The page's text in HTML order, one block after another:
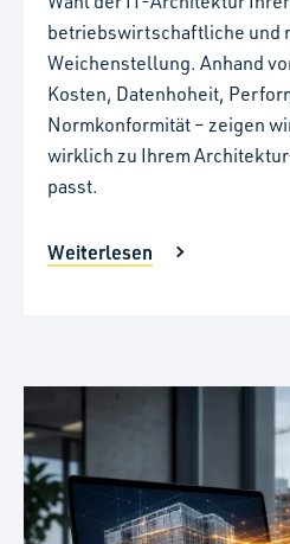
betriebswirtschaftliche und
Weichenstellung. Anhand
Kosten, Datenhoheit,
Normkonformität – zeigen
wirklich zu Ihrem
passt.
Weiterlesen